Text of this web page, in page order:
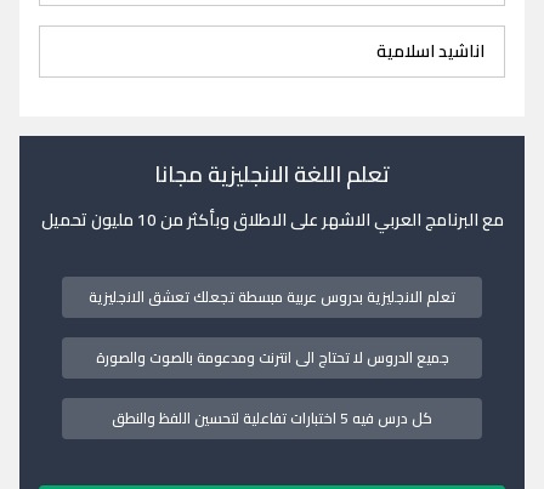
اناشيد اسلامية
تعلم اللغة الانجليزية مجانا
مع البرنامج العربي الاشهر على الاطلاق وبأكثر من 10 مليون تحميل
تعلم الانجليزية بدروس عربية مبسطة تجعلك تعشق الانجليزية
جميع الدروس لا تحتاج الى انترنت ومدعومة بالصوت والصورة
كل درس فيه 5 اختبارات تفاعلية لتحسين اللفظ والنطق